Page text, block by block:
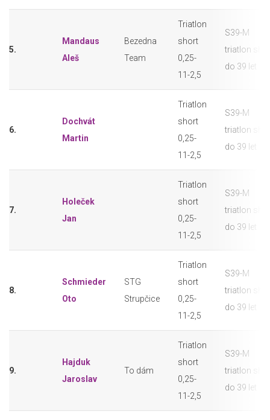
5.
Mandaus
Aleš
Bezedna
Team
Triatlon
short
0,25-
11-2,5
S39-M
triatlon
do 39 let
6.
Dochvát
Martin
Triatlon
short
0,25-
11-2,5
S39-M
triatlon
do 39 let
7.
Holeček
Jan
Triatlon
short
0,25-
11-2,5
S39-M
triatlon
do 39 let
8.
Schmieder
Oto
STG
Strupčice
Triatlon
short
0,25-
11-2,5
S39-M
triatlon
do 39 let
9.
Hajduk
Jaroslav
To dám
Triatlon
short
0,25-
11-2,5
S39-M
triatlon
do 39 let